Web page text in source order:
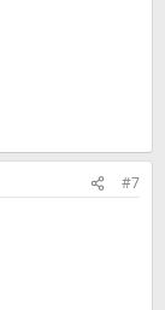
#7